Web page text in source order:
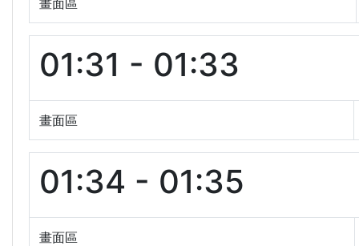
畫面區
01:31 - 01:33
畫面區
01:34 - 01:35
畫面區